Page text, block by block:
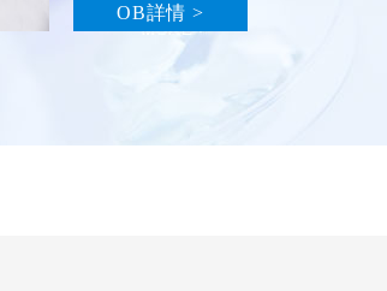
OB詳情 >